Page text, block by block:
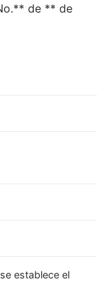
de ** de
establece el